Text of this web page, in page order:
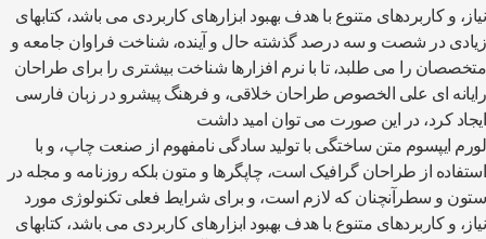
نیاز، و کاربردهای متنوع با هدف بهبود ابزارهای کاربردی می باشد، کتابهای
زیادی در شصت و سه درصد گذشته حال و آینده، شناخت فراوان جامعه و
متخصصان را می طلبد، تا با نرم افزارها شناخت بیشتری را برای طراحان
رایانه ای علی الخصوص طراحان خلاقی، و فرهنگ پیشرو در زبان فارسی
ایجاد کرد، در این صورت می توان امید داشت
لورم ایپسوم متن ساختگی با تولید سادگی نامفهوم از صنعت چاپ، و با
استفاده از طراحان گرافیک است، چاپگرها و متون بلکه روزنامه و مجله در
ستون و سطرآنچنان که لازم است، و برای شرایط فعلی تکنولوژی مورد
نیاز، و کاربردهای متنوع با هدف بهبود ابزارهای کاربردی می باشد، کتابهای